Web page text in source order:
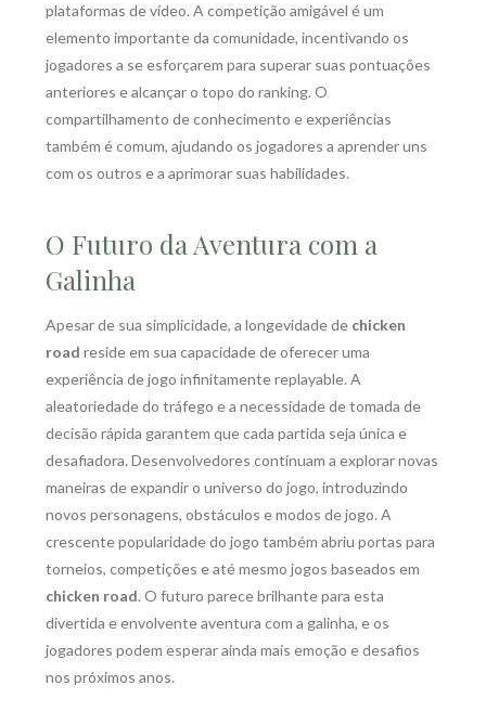
plataformas de vídeo. A competição amigável é um
elemento importante da comunidade, incentivando os
jogadores a se esforçarem para superar suas pontuações
anteriores e alcançar o topo do ranking. O
compartilhamento de conhecimento e experiências
também é comum, ajudando os jogadores a aprender uns
com os outros e a aprimorar suas habilidades.
O Futuro da Aventura com a
Galinha
Apesar de sua simplicidade, a longevidade de chicken
road reside em sua capacidade de oferecer uma
experiência de jogo infinitamente replayable. A
aleatoriedade do tráfego e a necessidade de tomada de
decisão rápida garantem que cada partida seja única e
desafiadora. Desenvolvedores continuam a explorar novas
maneiras de expandir o universo do jogo, introduzindo
novos personagens, obstáculos e modos de jogo. A
crescente popularidade do jogo também abriu portas para
torneios, competições e até mesmo jogos baseados em
chicken road. O futuro parece brilhante para esta
divertida e envolvente aventura com a galinha, e os
jogadores podem esperar ainda mais emoção e desafios
nos próximos anos.